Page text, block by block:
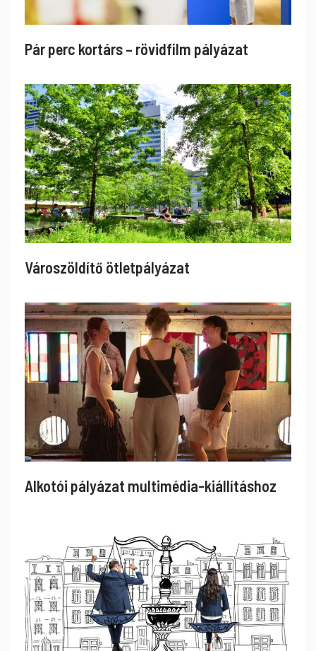
Pár perc kortárs – rövidfilm pályázat
Városzöldítő ötletpályázat
Alkotói pályázat multimédia-kiállításhoz